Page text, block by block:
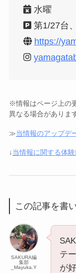
水曜
第1/27台
https://
※情報はページ上の
異なる場合がありま
≫当情報のアップデ
↓当情報に関する体
この記事を書
SAKURA編
集部
_Mayuka.Y
テ
が